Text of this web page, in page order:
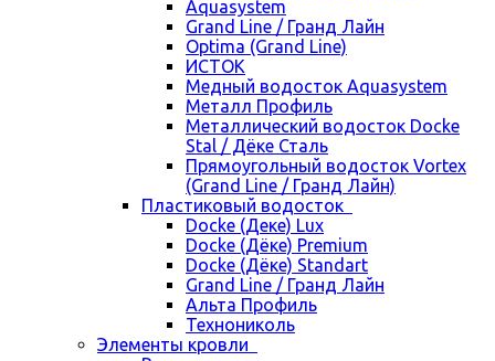
Aquasystem
Grand Line / Гранд Лайн
Optima (Grand Line)
ИСТОК
Медный водосток Aquasystem
Металл Профиль
Металлический водосток Docke
Stal / Дёке Сталь
Прямоугольный водосток Vortex
(Grand Line / Гранд Лайн)
Пластиковый водосток
Docke (Деке) Lux
Docke (Дёке) Premium
Docke (Дёке) Standart
Grand Line / Гранд Лайн
Альта Профиль
Технониколь
Элементы кровли